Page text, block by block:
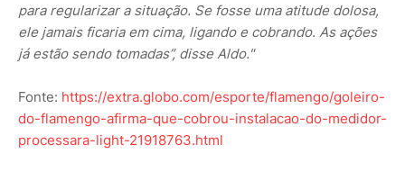
para regularizar a situação. Se fosse uma atitude dolosa,
ele jamais ficaria em cima, ligando e cobrando. As ações
já estão sendo tomadas”, disse Aldo."
Fonte: https://extra.globo.com/esporte/flamengo/goleiro-
do-flamengo-afirma-que-cobrou-instalacao-do-medidor-
processara-light-21918763.html